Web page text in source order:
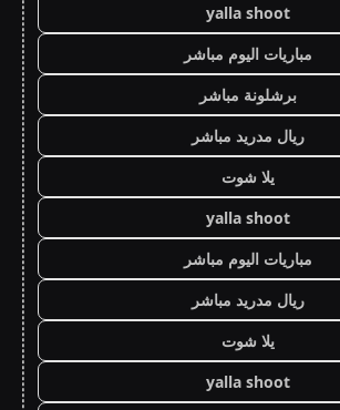
yalla shoot
مباريات اليوم مباشر
برشلونة مباشر
ريال مدريد مباشر
يلا شوت
yalla shoot
مباريات اليوم مباشر
ريال مدريد مباشر
يلا شوت
yalla shoot